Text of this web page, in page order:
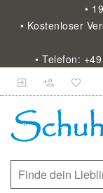
•
• Kostenloser
• Telefon: